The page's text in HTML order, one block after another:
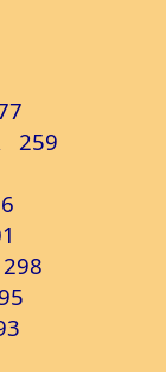
259